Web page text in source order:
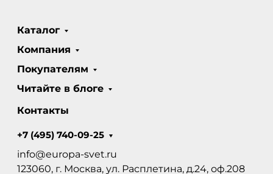
Каталог
Компания
Покупателям
Читайте в блоге
Контакты
+7 (495) 740-09-25
info@europa-svet.ru
123060, г. Москва, ул. Расплетина, д.24, оф.208